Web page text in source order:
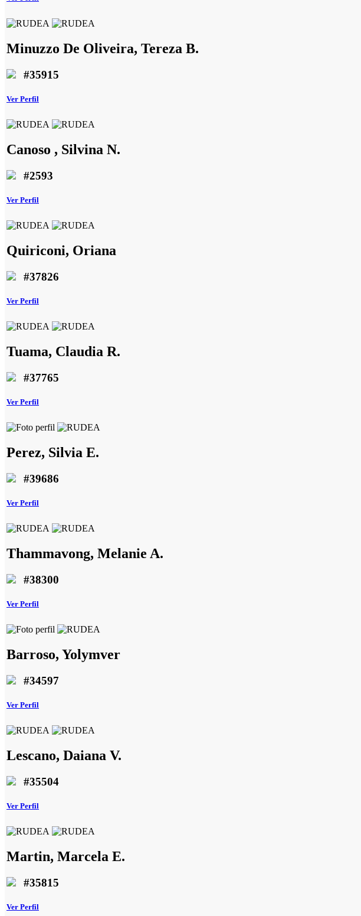
Minuzzo De Oliveira, Tereza B.
#35915
Ver Perfil
Canoso , Silvina N.
#2593
Ver Perfil
Quiriconi, Oriana
#37826
Ver Perfil
Tuama, Claudia R.
#37765
Ver Perfil
Perez, Silvia E.
#39686
Ver Perfil
Thammavong, Melanie A.
#38300
Ver Perfil
Barroso, Yolymver
#34597
Ver Perfil
Lescano, Daiana V.
#35504
Ver Perfil
Martin, Marcela E.
#35815
Ver Perfil